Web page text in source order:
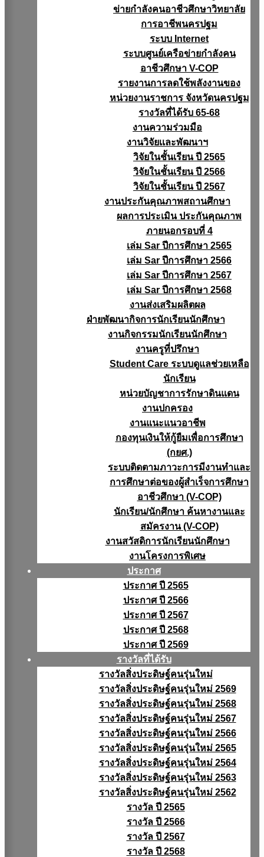
ข่ายกำลังคนอาชีวศึกษาวิทยาลัย
การอาชีพนครปฐม
ระบบ Internet
ระบบศูนย์เครือข่ายกำลังคน
อาชีวศึกษา V-COP
รายงานการลดใช้พลังงานของ
หน่วยงานราชการ จังหวัดนครปฐม
รางวัลที่ได้รับ 65-68
งานความร่วมมือ
งานวิจัยเเละพัฒนาฯ
วิจัยในชั้นเรียน ปี 2565
วิจัยในชั้นเรียน ปี 2566
วิจัยในชั้นเรียน ปี 2567
งานประกันคุณภาพสถานศึกษา
ผลการประเมิน ประกันคุณภาพ
ภายนอกรอบที่ 4
เล่ม Sar ปีการศึกษา 2565
เล่ม Sar ปีการศึกษา 2566
เล่ม Sar ปีการศึกษา 2567
เล่ม Sar ปีการศึกษา 2568
งานส่งเสริมผลิตผล
ฝ่ายพัฒนากิจการนักเรียนนักศึกษา
งานกิจกรรมนักเรียนนักศึกษา
งานครูที่ปรึกษา
Student Care ระบบดูแลช่วยเหลือ
นักเรียน
หน่วยบัญชาการรักษาดินแดน
งานปกครอง
งานแนะแนวอาชีพ
กองทุนเงินให้กู้ยืมเพื่อการศึกษา
(กยศ.)
ระบบติดตามภาวะการมีงานทำและ
การศึกษาต่อของผู้สำเร็จการศึกษา
อาชีวศึกษา (V-COP)
นักเรียน/นักศึกษา ค้นหางานและ
สมัครงาน (V-COP)
งานสวัสดิการนักเรียนนักศึกษา
งานโครงการพิเศษ
ประกาศ
ประกาศ ปี 2565
ประกาศ ปี 2566
ประกาศ ปี 2567
ประกาศ ปี 2568
ประกาศ ปี 2569
รางวัลที่ได้รับ
รางวัลสิ่งประดิษฐ์คนรุ่นใหม่
รางวัลสิ่งประดิษฐ์คนรุ่นใหม่ 2569
รางวัลสิ่งประดิษฐ์คนรุ่นใหม่ 2568
รางวัลสิ่งประดิษฐ์คนรุ่นใหม่ 2567
รางวัลสิ่งประดิษฐ์คนรุ่นใหม่ 2566
รางวัลสิ่งประดิษฐ์คนรุ่นใหม่ 2565
รางวัลสิ่งประดิษฐ์คนรุ่นใหม่ 2564
รางวัลสิ่งประดิษฐ์คนรุ่นใหม่ 2563
รางวัลสิ่งประดิษฐ์คนรุ่นใหม่ 2562
รางวัล ปี 2565
รางวัล ปี 2566
รางวัล ปี 2567
รางวัล ปี 2568